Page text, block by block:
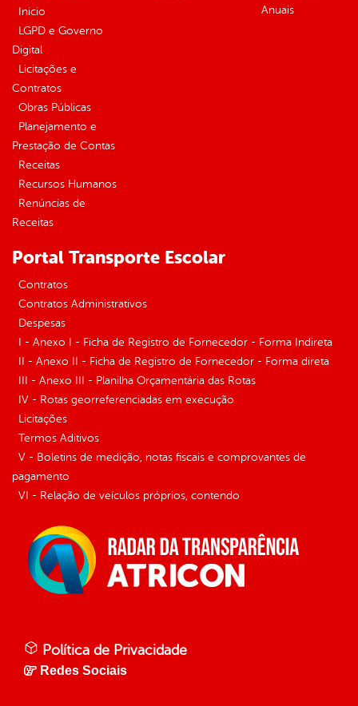
Inicio
LGPD e Governo
Digital
Licitações e
Contratos
Obras Públicas
Planejamento e
Prestação de Contas
Receitas
Recursos Humanos
Renúncias de
Receitas
Anuais
Portal Transporte Escolar
Contratos
Contratos Administrativos
Despesas
I - Anexo I - Ficha de Registro de Fornecedor - Forma Indireta
II - Anexo II - Ficha de Registro de Fornecedor - Forma direta
III - Anexo III - Planilha Orçamentária das Rotas
IV - Rotas georreferenciadas em execução
Licitações
Termos Aditivos
V - Boletins de medição, notas fiscais e comprovantes de
pagamento
VI - Relação de veículos próprios, contendo
Política de Privacidade
Redes Sociais